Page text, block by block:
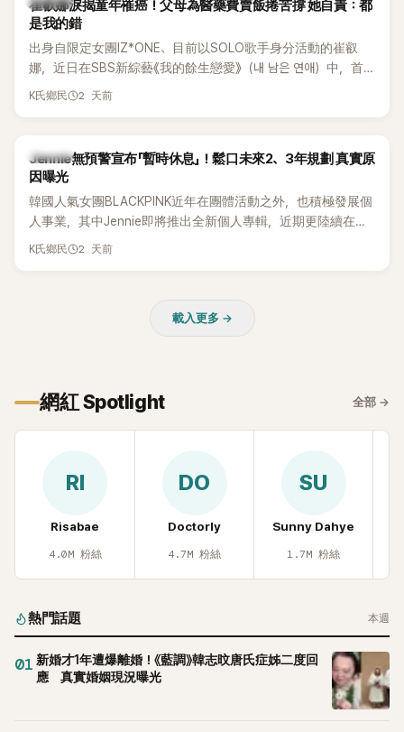
崔叡娜淚揭童年罹癌！父母為醫藥費賣飯捲苦撐 她自責：都
是我的錯
出身自限定女團IZ*ONE、目前以SOLO歌手身分活動的崔叡
娜，近日在SBS新綜藝《我的餘生戀愛》（내 남은 연애）中，首
度談起自己幼年罹患小兒癌的經歷，回憶起父母為了籌措醫療
K氏鄉民 2 天前
K-POP
Jennie無預警宣布「暫時休息」！鬆口未來2、3年規劃 真實原
因曝光
韓國人氣女團BLACKPINK近年在團體活動之外，也積極發展個
人事業，其中Jennie即將推出全新個人專輯，近期更陸續在演
出中搶先公開新歌，引發粉絲高度期待。不過，她近日受訪時
K氏鄉民 2 天前
載入更多 →
網紅 Spotlight 全部 →
RI
Risabae
4.0M 粉絲
DO
Doctorly
4.7M 粉絲
SU
Sunny Dahye
1.7M 粉絲
熱門話題 本週
01 新婚才1年遭爆離婚！《藍調》韓志旼唐氏症姊二度回
應 真實婚姻現況曝光